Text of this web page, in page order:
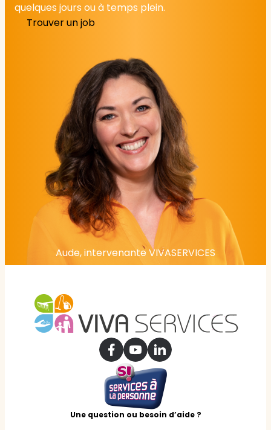
quelques jours ou à temps plein.
Trouver un job
Aude, intervenante VIVASERVICES
Une question ou besoin d’aide ?